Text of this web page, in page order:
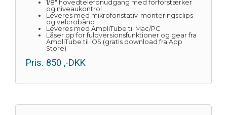
1/8" hovedtelefonudgang med forforstærker
og niveaukontrol
Leveres med mikrofonstativ-monteringsclips
og velcrobånd
Leveres med AmpliTube til Mac/PC
Låser op for fuldversionsfunktioner og gear fra
AmpliTube til iOS (gratis download fra App
Store)
Pris. 850 ,-DKK